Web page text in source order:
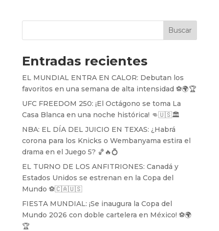
Buscar
Entradas recientes
EL MUNDIAL ENTRA EN CALOR: Debutan los
favoritos en una semana de alta intensidad ⚽️🌍🏆
UFC FREEDOM 250: ¡El Octágono se toma La
Casa Blanca en una noche histórica! 👊🇺🇸🏛️
NBA: EL DÍA DEL JUICIO EN TEXAS: ¿Habrá
corona para los Knicks o Wembanyama estira el
drama en el Juego 5? 🏀🔥💍
EL TURNO DE LOS ANFITRIONES: Canadá y
Estados Unidos se estrenan en la Copa del
Mundo ⚽️🇨🇦🇺🇸
FIESTA MUNDIAL: ¡Se inaugura la Copa del
Mundo 2026 con doble cartelera en México! ⚽️🌍
🏆